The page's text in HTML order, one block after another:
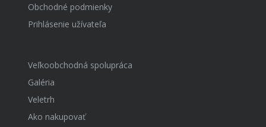
Obchodné podmienky
Prihlásenie užívateľa
Veľkoobchodná spolupráca
Galéria
Veletrh
Ako nakupovať